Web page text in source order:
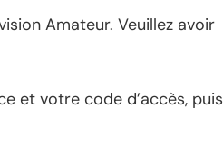
Amateur. Veuillez avoir
et votre code d’accès, puis